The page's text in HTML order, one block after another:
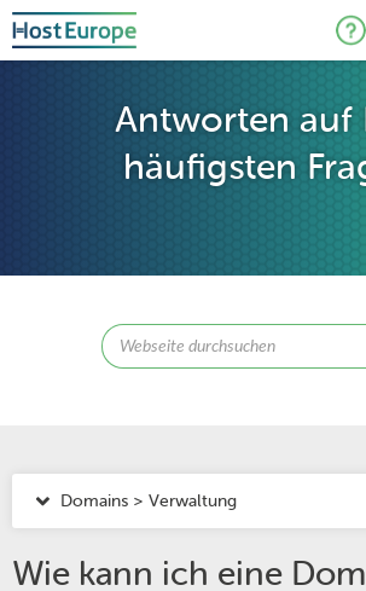
Antworten auf
häufigsten
Domains > Verwaltung
Wie kann ich eine